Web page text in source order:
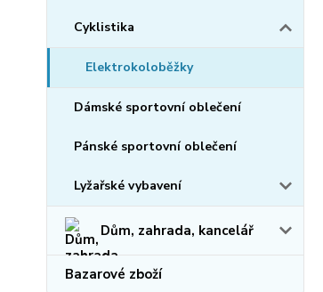
Cyklistika
Elektrokoloběžky
Dámské sportovní oblečení
Pánské sportovní oblečení
Lyžařské vybavení
Dům, zahrada, kancelář
Bazarové zboží